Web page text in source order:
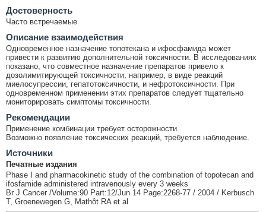
Достоверность
Часто встречаемые
Описание взаимодействия
Одновременное назначение топотекана и ифосфамида может
привести к развитию дополнительной токсичности. В исследованиях
показано, что совместное назначение препаратов привело к
дозолимитирующей токсичности, например, в виде реакций
миелосупрессии, гепатотоксичности, и нефротоксичности. При
одновременном применении этих препаратов следует тщательно
мониторировать симптомы токсичности.
Рекомендации
Применение комбинации требует осторожности.
Возможно появление токсических реакций, требуется наблюдение.
Источники
Печатные издания
Phase I and pharmacokinetic study of the combination of topotecan and
ifosfamide administered intravenously every 3 weeks
Br J Cancer /Volume:90 Part:12/Jun 14 Page:2268-77 / 2004 / Kerbusch
T, Groenewegen G, Mathôt RA et al